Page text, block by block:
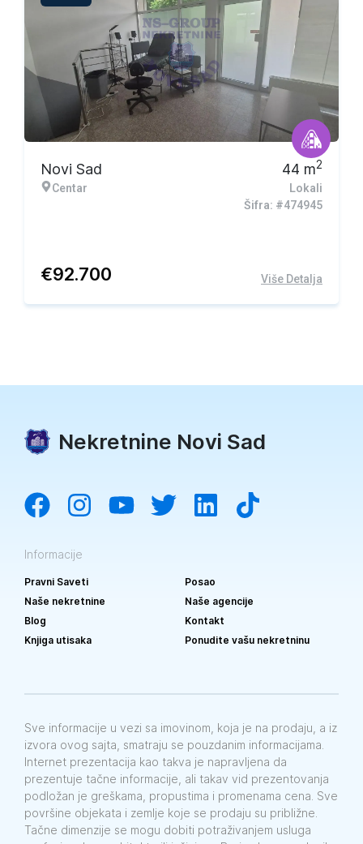
Novi Sad
Centar
44 m2
Lokali
Šifra: #474945
€92.700 Više Detalja
Nekretnine Novi Sad
Informacije
Pravni Saveti
Posao
Naše nekretnine
Naše agencije
Blog
Kontakt
Knjiga utisaka
Ponudite vašu nekretninu
Sve informacije u vezi sa imovinom, koja je na prodaju, a iz
izvora ovog sajta, smatraju se pouzdanim informacijama.
Internet prezentacija kao takva je napravljena da
prezentuje tačne informacije, ali takav vid prezentovanja
podložan je greškama, propustima i promenama cena. Sve
površine objekata i zemlje koje se prodaju su približne.
Tačne dimenzije se mogu dobiti potraživanjem usluga